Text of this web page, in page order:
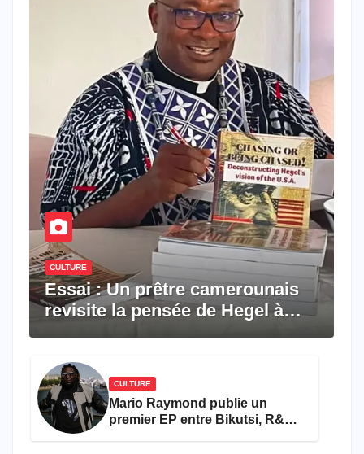
CULTURE
Essai : Un prêtre camerounais
revisite la pensée de Hegel à
CULTURE
Mario Raymond publie un
premier EP entre Bikutsi, R&B